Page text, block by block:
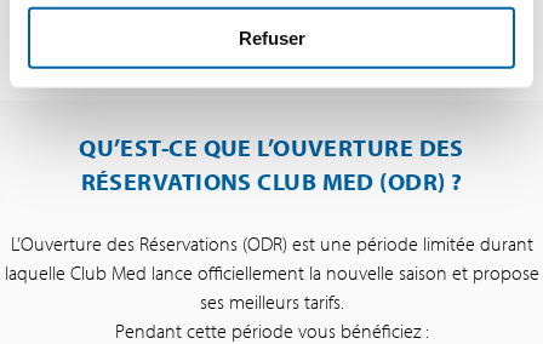
Refuser
tarif, et avec le séjour qui vous correspond vraiment.
QU’EST-CE QUE L’OUVERTURE DES
RÉSERVATIONS CLUB MED (ODR) ?
L’Ouverture des Réservations (ODR) est une période limitée durant
laquelle Club Med lance officiellement la nouvelle saison et propose
ses meilleurs tarifs.
Pendant cette période vous bénéficiez :